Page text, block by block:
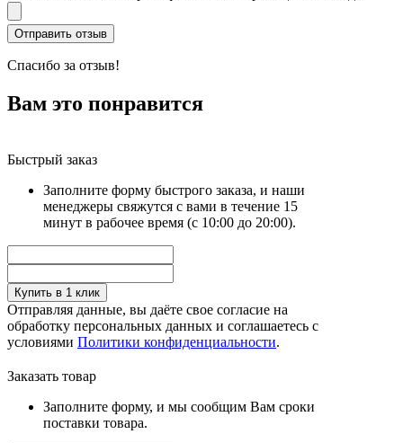
Спасибо за отзыв!
Вам это понравится
Быстрый заказ
Заполните форму быстрого заказа, и наши
менеджеры свяжутся с вами в течение 15
минут в рабочее время (с 10:00 до 20:00).
Купить в 1 клик
Отправляя данные, вы даёте свое согласие на
обработку персональных данных и соглашаетесь с
условиями Политики конфиденциальности.
Заказать товар
Заполните форму, и мы сообщим Вам сроки
поставки товара.